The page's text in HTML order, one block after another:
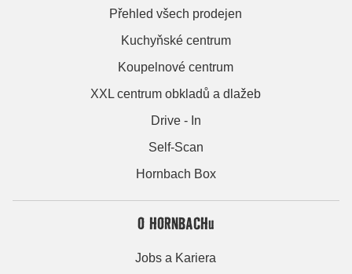
Přehled všech prodejen
Kuchyňské centrum
Koupelnové centrum
XXL centrum obkladů a dlažeb
Drive - In
Self-Scan
Hornbach Box
O HORNBACHu
Jobs a Kariera